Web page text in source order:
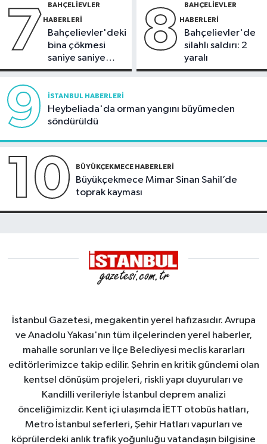
7 BAHÇELIEVLER
HABERLERI
Bahçelievler'deki
bina çökmesi
saniye saniye
görüntülendi
8 BAHÇELIEVLER
HABERLERI
Bahçelievler'de
silahlı saldırı: 2
yaralı
9 İSTANBUL HABERLERI
Heybeliada'da orman yangını büyümeden
söndürüldü
10 BÜYÜKÇEKMECE HABERLERI
Büyükçekmece Mimar Sinan Sahil’de
toprak kayması
İstanbul Gazetesi, megakentin yerel hafızasıdır. Avrupa
ve Anadolu Yakası'nın tüm ilçelerinden yerel haberler,
mahalle sorunları ve İlçe Belediyesi meclis kararları
editörlerimizce takip edilir. Şehrin en kritik gündemi olan
kentsel dönüşüm projeleri, riskli yapı duyuruları ve
Kandilli verileriyle İstanbul deprem analizi
önceliğimizdir. Kent içi ulaşımda İETT otobüs hatları,
Metro İstanbul seferleri, Şehir Hatları vapurları ve
köprülerdeki anlık trafik yoğunluğu vatandaşın bilgisine